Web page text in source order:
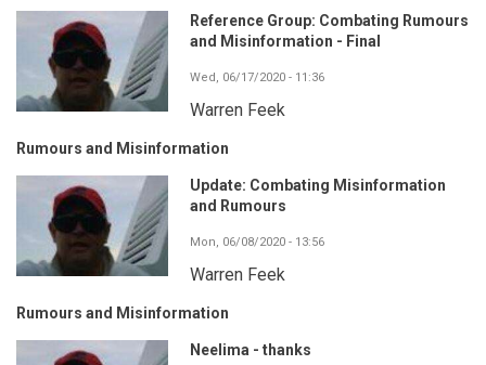
Reference Group: Combating Rumours
and Misinformation - Final
Wed, 06/17/2020 - 11:36
Warren Feek
Rumours and Misinformation
Update: Combating Misinformation
and Rumours
Mon, 06/08/2020 - 13:56
Warren Feek
Rumours and Misinformation
Neelima - thanks